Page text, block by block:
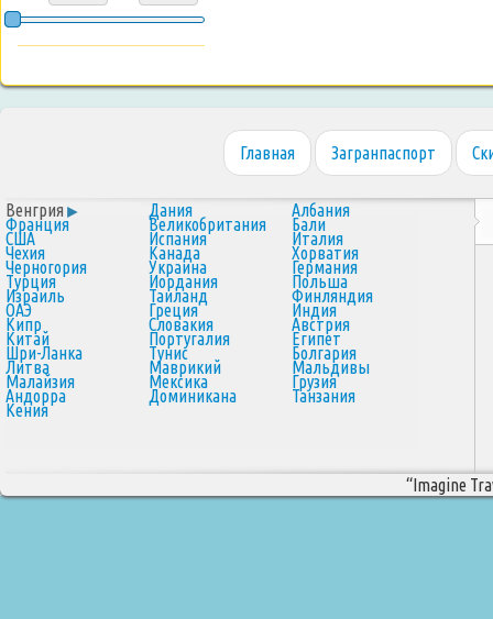
Главная Загранпаспорт
Венгрия Дания Албания
Франция Великобритания Бали
США Испания Италия
Чехия Канада Хорватия
Черногория Украина Германия
Турция Иордания Польша
Израиль Таиланд Финляндия
ОАЭ Греция Индия
Кипр Словакия Австрия
Китай Португалия Египет
Шри-Ланка Тунис Болгария
Литва Маврикий Мальдивы
Малайзия Мексика Грузия
Андорра Доминикана Танзания
Кения
“Imagine